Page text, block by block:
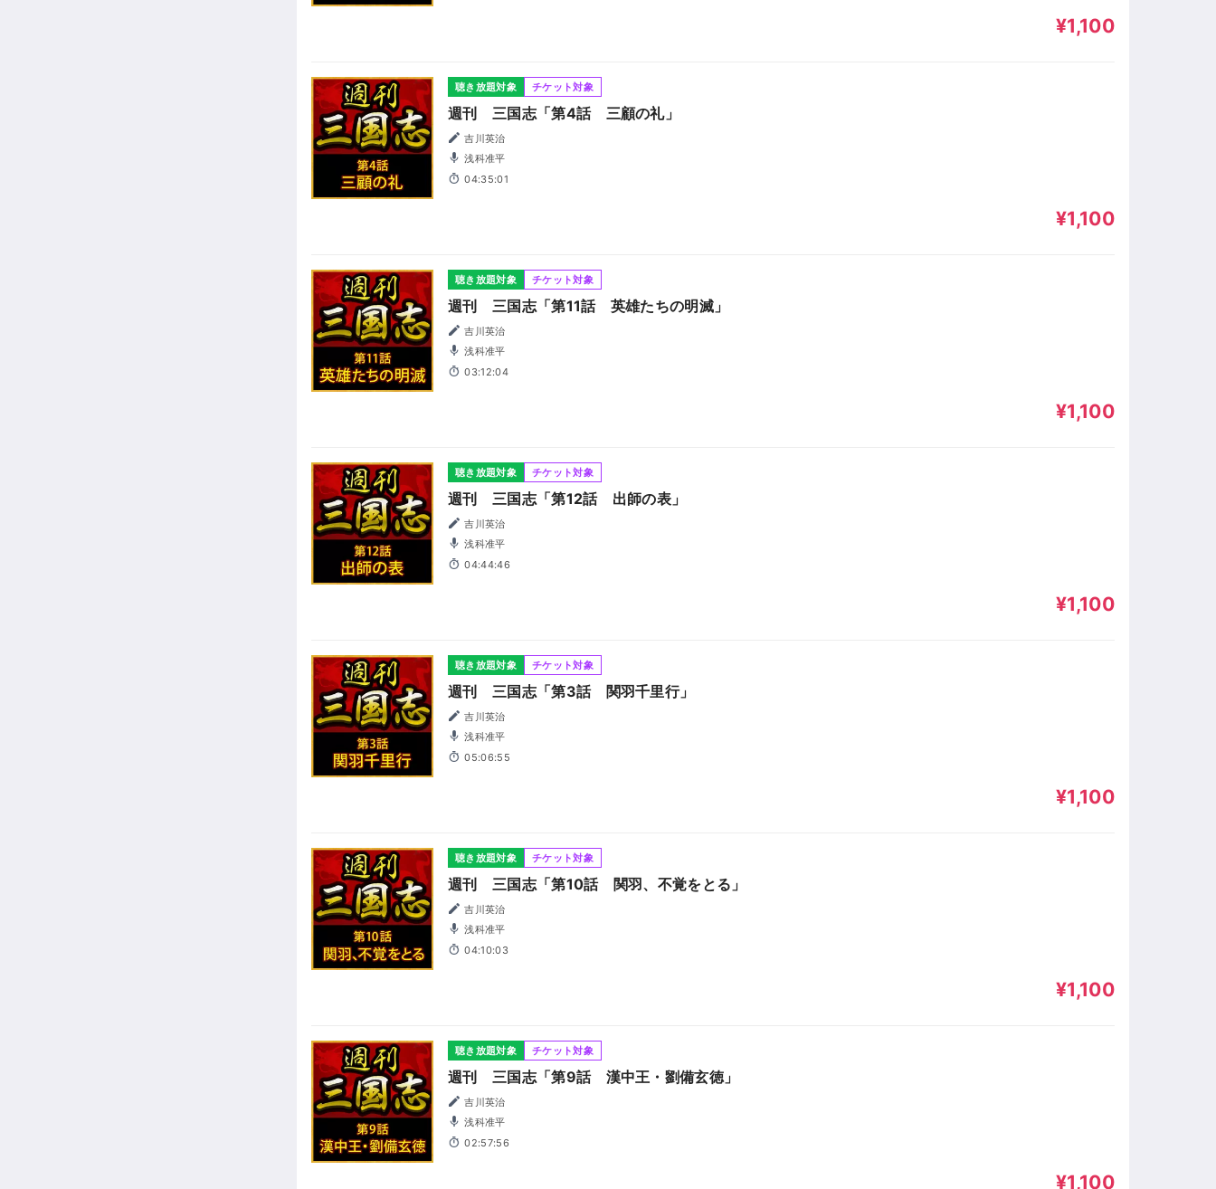
¥1,100
聴き放題対象 チケット対象
週刊 三国志「第4話 三顧の礼」
吉川英治
浅科准平
04:35:01
¥1,100
聴き放題対象 チケット対象
週刊 三国志「第11話 英雄たちの明滅」
吉川英治
浅科准平
03:12:04
¥1,100
聴き放題対象 チケット対象
週刊 三国志「第12話 出師の表」
吉川英治
浅科准平
04:44:46
¥1,100
聴き放題対象 チケット対象
週刊 三国志「第3話 関羽千里行」
吉川英治
浅科准平
05:06:55
¥1,100
聴き放題対象 チケット対象
週刊 三国志「第10話 関羽、不覚をとる」
吉川英治
浅科准平
04:10:03
¥1,100
聴き放題対象 チケット対象
週刊 三国志「第9話 漢中王・劉備玄徳」
吉川英治
浅科准平
02:57:56
¥1,100